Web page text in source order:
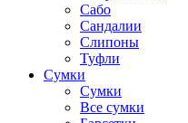
Сабо
Сандалии
Слипоны
Туфли
Сумки
Сумки
Все сумки